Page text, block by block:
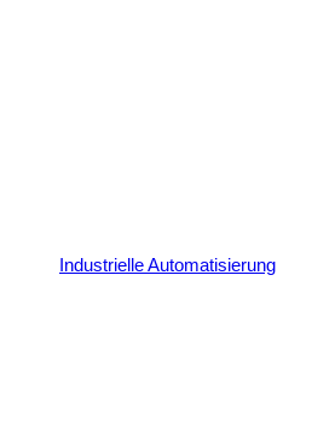
Industrielle Automatisierung